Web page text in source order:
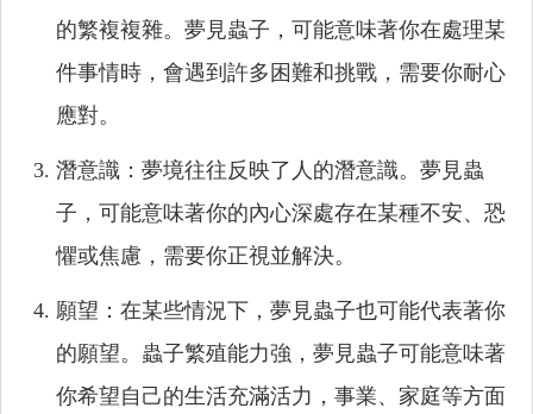
的繁複複雜。夢見蟲子，可能意味著你在處理某
件事情時，會遇到許多困難和挑戰，需要你耐心
應對。
潛意識：夢境往往反映了人的潛意識。夢見蟲
子，可能意味著你的內心深處存在某種不安、恐
懼或焦慮，需要你正視並解決。
願望：在某些情況下，夢見蟲子也可能代表著你
的願望。蟲子繁殖能力強，夢見蟲子可能意味著
你希望自己的生活充滿活力，事業、家庭等方面